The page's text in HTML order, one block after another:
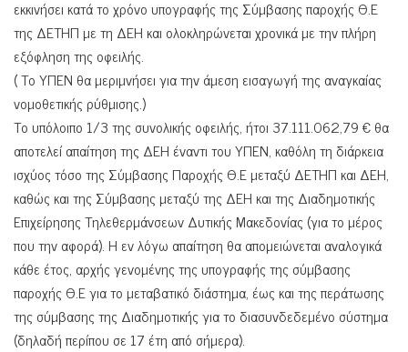
εκκινήσει κατά το χρόνο υπογραφής της Σύμβασης παροχής Θ.Ε
της ΔΕΤΗΠ με τη ΔΕΗ και ολοκληρώνεται χρονικά με την πλήρη
εξόφληση της οφειλής.
( Το ΥΠΕΝ θα μεριμνήσει για την άμεση εισαγωγή της αναγκαίας
νομοθετικής ρύθμισης.)
Το υπόλοιπο 1/3 της συνολικής οφειλής, ήτοι 37.111.062,79 € θα
αποτελεί απαίτηση της ΔΕΗ έναντι του ΥΠΕΝ, καθόλη τη διάρκεια
ισχύος τόσο της Σύμβασης Παροχής Θ.Ε μεταξύ ΔΕΤΗΠ και ΔΕΗ,
καθώς και της Σύμβασης μεταξύ της ΔΕΗ και της Διαδημοτικής
Επιχείρησης Τηλεθερμάνσεων Δυτικής Μακεδονίας (για το μέρος
που την αφορά). Η εν λόγω απαίτηση θα απομειώνεται αναλογικά
κάθε έτος, αρχής γενομένης της υπογραφής της σύμβασης
παροχής Θ.Ε για το μεταβατικό διάστημα, έως και της περάτωσης
της σύμβασης της Διαδημοτικής για το διασυνδεδεμένο σύστημα
(δηλαδή περίπου σε 17 έτη από σήμερα).